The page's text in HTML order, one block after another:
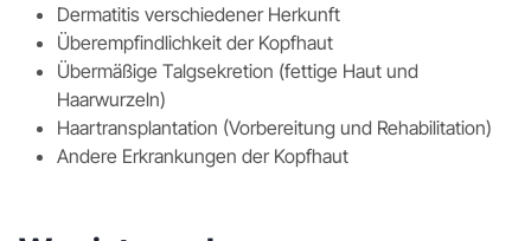
Dermatitis verschiedener Herkunft
Überempfindlichkeit der Kopfhaut
Übermäßige Talgsekretion (fettige Haut und
Haarwurzeln)
Haartransplantation (Vorbereitung und Rehabilitation)
Andere Erkrankungen der Kopfhaut